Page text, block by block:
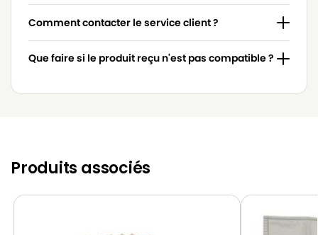
Comment contacter le service client ?
Que faire si le produit reçu n'est pas compatible ?
Produits associés